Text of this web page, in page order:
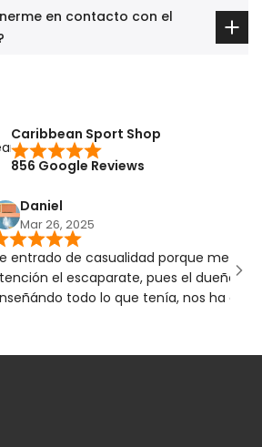
en contacto con el
Caribbean Sport Shop
856 Google Reviews
2025
de casualidad porque me llamó la
el escaparate, pues el dueño nos ha
todo lo que tenía, nos ha contado de
sido genial 🫶